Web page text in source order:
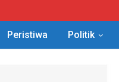
Peristiwa Politik